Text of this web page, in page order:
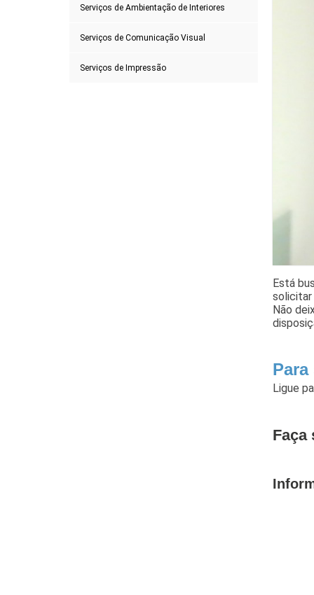
Serviços de Ambientação de Interiores
Serviços de Comunicação Visual
Serviços de Impressão
Está
solicitar
Não
Ligue
Faça